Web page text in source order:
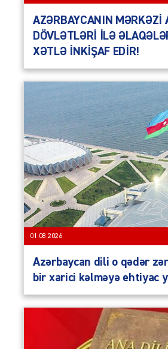
AZƏRBAYCANIN MƏRKƏZİ
DÖVLƏTLƏRİ İLƏ
XƏTLƏ İNKİŞAF EDİR!
01.08.2026
Azərbaycan dili o qədər
bir xarici kəlməyə ehtiyac